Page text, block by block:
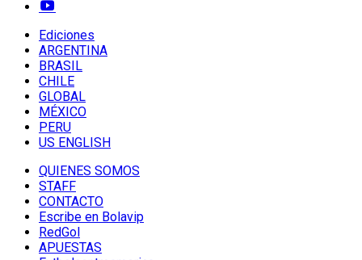
Ediciones
ARGENTINA
BRASIL
CHILE
GLOBAL
MÉXICO
PERU
US ENGLISH
QUIENES SOMOS
STAFF
CONTACTO
Escribe en Bolavip
RedGol
APUESTAS